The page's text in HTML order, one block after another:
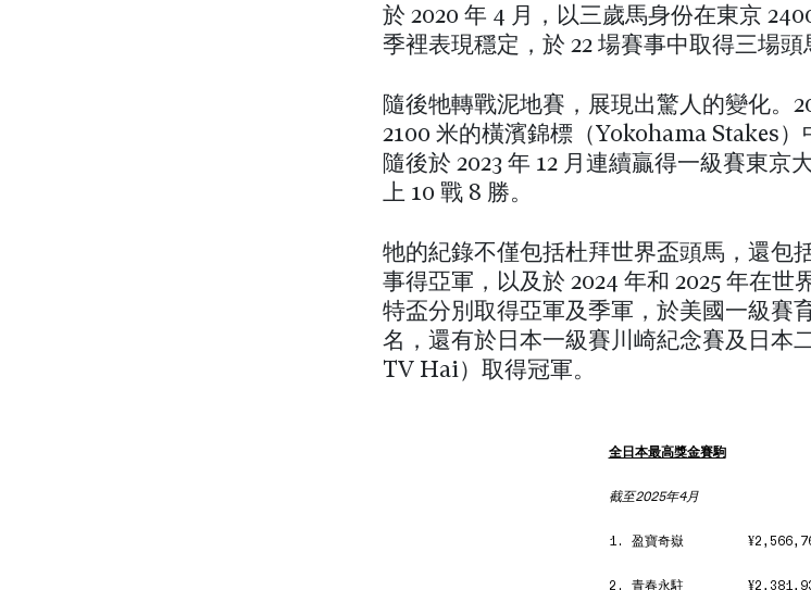
於 2020 年 4 月，以三歲馬身份在東京
季裡表現穩定，於 22 場賽事中取得三場頭
隨後牠轉戰泥地賽，展現出驚人的變化。
2100 米的橫濱錦標（Yokohama Stakes
隨後於 2023 年 12 月連續贏得一級賽東京
上 10 戰 8 勝。
牠的紀錄不僅包括杜拜世界盃頭馬，還包
事得亞軍，以及於 2024 年和 2025 年在世
特盃分別取得亞軍及季軍，於美國一級賽
名，還有於日本一級賽川崎紀念賽及日本
TV Hai）取得冠軍。
全日本最高獎金賽駒
截至2025年4月
1. 盈寶奇嶽
2. 青春永駐